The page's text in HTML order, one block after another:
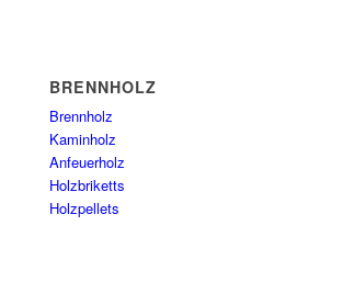
BRENNHOLZ
Brennholz
Kaminholz
Anfeuerholz
Holzbriketts
Holzpellets